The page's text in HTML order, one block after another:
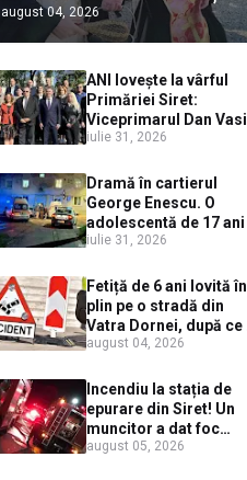
trecut la Biserica Creștină
Ortodoxă Valahă. ÎPS
Calinic anunță că îi
pregătește judecata
canonică
august 04, 2026
ANI lovește la vârful
Primăriei Siret:
Viceprimarul Dan
Sauciuc, declarat
cumul de funcții
iulie 31, 2026
Dramă în cartierul
George Enescu. O
adolescentă de 17 ani
a aruncat de la etajul 4
părinții, pe fondul
consumului de alcool
exces la o petrecere
iulie 31, 2026
Fetiță de 6 ani lovită în
plin pe o stradă din
Vatra Dornei, după ce
ieșit în fața mașinii prin
august 04, 2026
Incendiu la stația de
epurare din Siret! Un
muncitor a dat foc
pompelor de apă în
august 05, 2026